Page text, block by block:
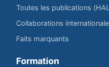
Toutes les publications
Collaborations
Faits marquants
Formation